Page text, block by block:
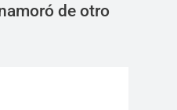
de otro